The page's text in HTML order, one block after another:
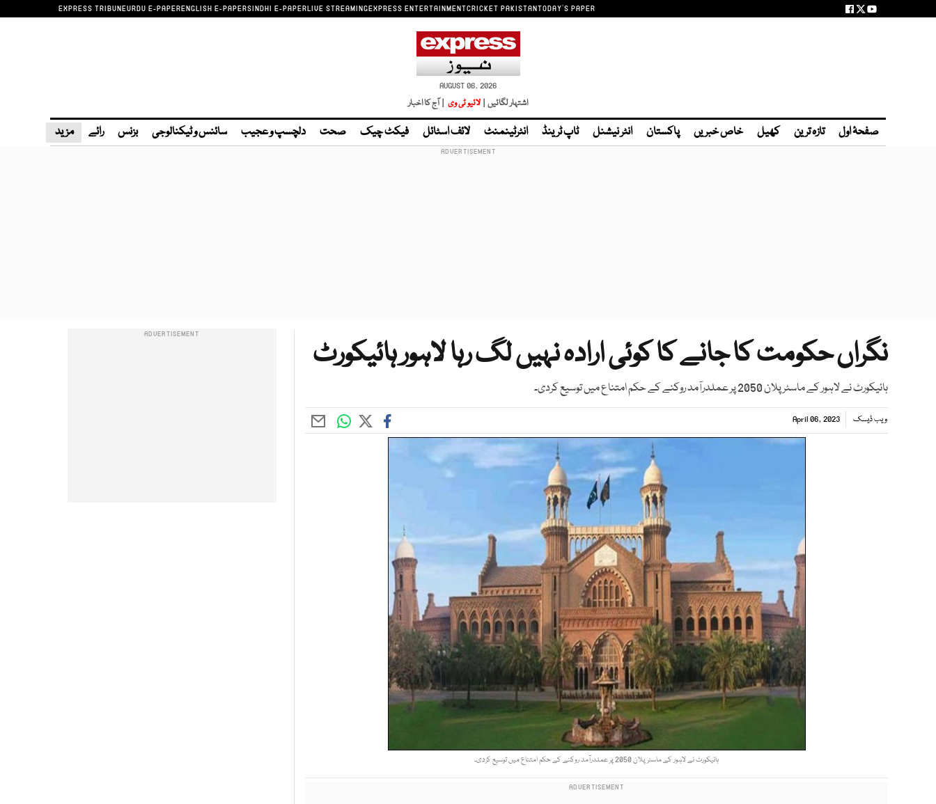
EXPRESS TRIBUNEURDU E-PAPERENGLISH E-PAPERSINDHI E-PAPERLIVE STREAMINGEXPRESS ENTERTAINMENTCRICKET PAKISTANTODAY'S PAPER
AUGUST 06, 2026
اشتہار لگائیں | لائیو ٹی وی | آج کا اخبار
صفحۂ اول تازہ ترین کھیل خاص خبریں پاکستان انٹر نیشنل ٹاپ ٹرینڈ انٹرٹینمنٹ لائف اسٹائل فیکٹ چیک صحت دلچسپ و عجیب سائنس و ٹیکنالوجی بزنس رائے مزید
نگراں حکومت کا جانے کا کوئی ارادہ نہیں لگ رہا لاہور ہائیکورٹ
ہائیکورٹ نے لاہور کے ماسٹر پلان 2050 پر عملدرآمد روکنے کے حکم امتناع میں توسیع کردی۔
ویب ڈیسک April 06, 2023
ہائیکورٹ نے لاہور کے ماسٹر پلان 2050 پر عملدرآمد روکنے کے حکم امتناع میں توسیع کردی۔